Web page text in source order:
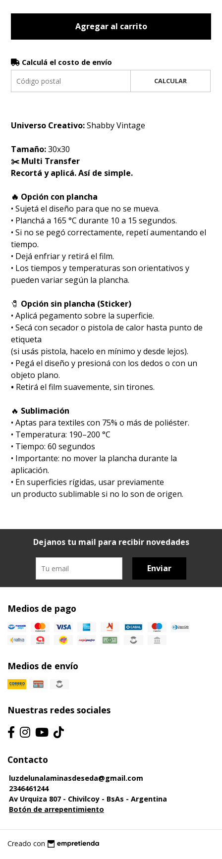
Agregar al carrito
Calculá el costo de envío
CALCULAR
Universo Creativo:Shabby Vintage
Tamaño:30x30
✂️ Multi Transfer
Recortá y aplicá. Así de simple.
🔥 Opción con plancha
• Sujetá el diseño para que no se mueva.
• Planchá a 165 °C durante 10 a 15 segundos.
• Si no se pegó correctamente, repetí aumentando el
tiempo.
• Dejá enfriar y retirá el film.
• Los tiempos y temperaturas son orientativos y
pueden variar según la plancha.
🧷 Opción sin plancha (Sticker)
• Aplicá pegamento sobre la superficie.
• Secá con secador o pistola de calor hasta punto de
etiqueta
(si usás pistola, hacelo en mínimo y desde lejos).
• Pegá el diseño y presioná con los dedos o con un
objeto plano.
• Retirá el film suavemente, sin tirones.
🔥 Sublimación
•⁠ ⁠Aptas para textiles con 75% o más de poliéster.
•⁠ ⁠Temperatura: 190–200 °C
•⁠ ⁠Tiempo: 60 segundos
•⁠ ⁠Importante: no mover la plancha durante la
aplicación.
•⁠ ⁠En superficies rígidas, usar previamente
un producto sublimable si no lo son de origen.
Dejanos tu mail para recibir novedades
Enviar
Medios de pago
Medios de envío
Nuestras redes sociales
Contacto
luzdelunalaminasdeseda@gmail.com
2346461244
Av Urquiza 807 - Chivilcoy - BsAs - Argentina
Botón de arrepentimiento
Creado con